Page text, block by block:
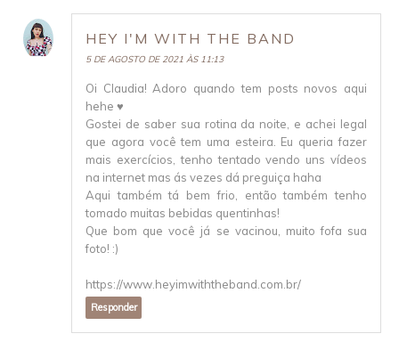
HEY I'M WITH THE BAND
5 DE AGOSTO DE 2021 ÀS 11:13
Oi Claudia! Adoro quando tem posts novos aqui
hehe ♥
Gostei de saber sua rotina da noite, e achei legal
que agora você tem uma esteira. Eu queria fazer
mais exercícios, tenho tentado vendo uns vídeos
na internet mas ás vezes dá preguiça haha
Aqui também tá bem frio, então também tenho
tomado muitas bebidas quentinhas!
Que bom que você já se vacinou, muito fofa sua
foto! :)
https://www.heyimwiththeband.com.br/
Responder